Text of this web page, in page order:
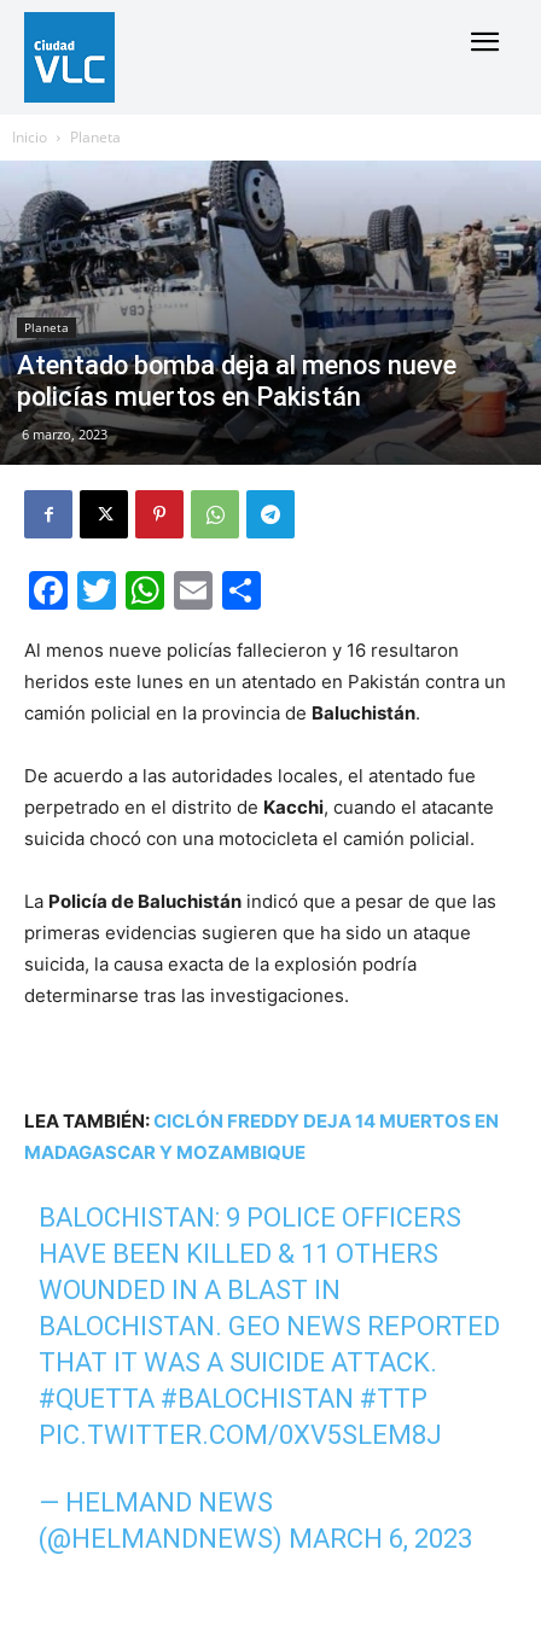
Inicio Planeta
Planeta
Atentado bomba deja al menos nueve
policías muertos en Pakistán
6 marzo, 2023
Facebook
Twitter
WhatsApp
Email
Al menos nueve policías fallecieron y 16 resultaron
heridos este lunes en un atentado en Pakistán contra un
camión policial en la provincia de Baluchistán.
De acuerdo a las autoridades locales, el atentado fue
perpetrado en el distrito de Kacchi, cuando el atacante
suicida chocó con una motocicleta el camión policial.
La Policía de Baluchistán indicó que a pesar de que las
primeras evidencias sugieren que ha sido un ataque
suicida, la causa exacta de la explosión podría
determinarse tras las investigaciones.
LEA TAMBIÉN:CICLÓN FREDDY DEJA 14 MUERTOS EN
MADAGASCAR Y MOZAMBIQUE
BALOCHISTAN: 9 POLICE OFFICERS
HAVE BEEN KILLED & 11 OTHERS
WOUNDED IN A BLAST IN
BALOCHISTAN. GEO NEWS REPORTED
THAT IT WAS A SUICIDE ATTACK.
#QUETTA #BALOCHISTAN #TTP
PIC.TWITTER.COM/0XV5SLEM8J
— HELMAND NEWS
(@HELMANDNEWS) MARCH 6, 2023